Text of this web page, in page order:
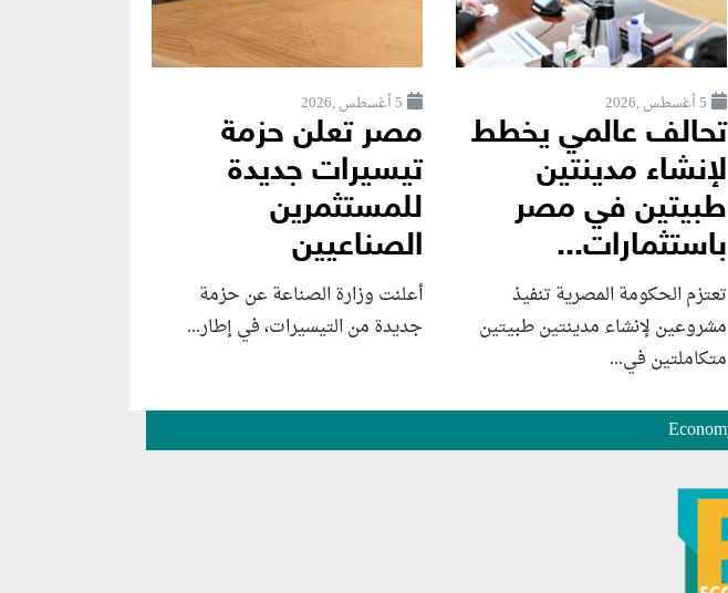
5 أغسطس ,2026
تحالف عالمي يخطط
لإنشاء مدينتين
طبيتين في مصر
باستثمارات...
تعتزم الحكومة المصرية تنفيذ
مشروعين لإنشاء مدينتين طبيتين
متكاملتين في...
5 أغسطس ,2026
مصر تعلن حزمة
تيسيرات جديدة
للمستثمرين
الصناعيين
أعلنت وزارة الصناعة عن حزمة
جديدة من التيسيرات، في إطار...